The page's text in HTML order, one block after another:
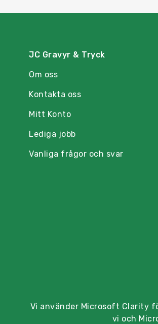
JC Gravyr & Tryck
Om oss
Kontakta oss
Mitt Konto
Lediga jobb
Vanliga frågor och svar
Vi använder Microsoft Clarity
vi och